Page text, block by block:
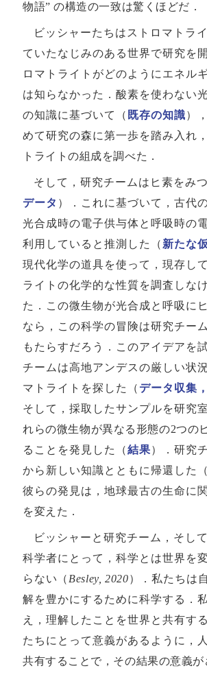
物語” の構造の一致は驚くほどだ．
ビッシャーたちはストロマトラ
ていたなじみのある世界で研究を
ロマトライトがどのようにエネル
は知らなかった．酸素を使わない
の知識に基づいて（ 既存の知識）
めて研究の森に第一歩を踏み入れ
トライトの組成を調べた．
そして，研究チームはヒ素をみ
データ ）．これに基づいて，古代
光合成時の電子供与体と呼吸時の
利用していると推測した（ 新たな
現代化学の道具を使って，現存し
ライトの化学的な性質を調査しな
た．この微生物が光合成と呼吸に
なら，この科学の冒険は研究チー
もたらすだろう．このアイデアを
チームは高地アンデスの厳しい状
マトライトを探した（ データ収集
そして，採取したサンプルを研究
れらの微生物が異なる形態の2つの
ることを発見した（結果）．研究
から新しい知識とともに帰還した（
彼らの発見は，地球最古の生命に
を変えた．
ビッシャーと研究チーム，そし
科学者にとって，科学とは世界を
らない（ Besley, 2020）．私たちは
解を豊かにするために科学する．
え，理解したことを世界と共有す
たちにとって意義があるように，
共有することで，その結果の意義が